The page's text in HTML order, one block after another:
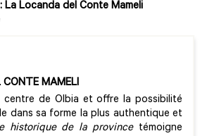
Locanda del Conte Mameli
CONTE MAMELI
centre de Olbia et offre la possibilité
dans sa forme la plus authentique et
historique de la provincetémoigne